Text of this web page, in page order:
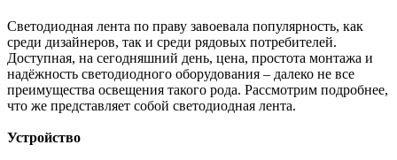
Светодиодная лента по праву завоевала популярность, как
среди дизайнеров, так и среди рядовых потребителей.
Доступная, на сегодняшний день, цена, простота монтажа и
надёжность светодиодного оборудования – далеко не все
преимущества освещения такого рода. Рассмотрим подробнее,
что же представляет собой светодиодная лента.
Устройство